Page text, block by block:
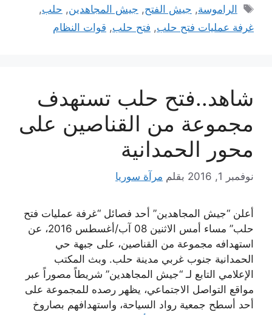
الوسوم
الراموسة, جيش الفتح, جيش المجاهدين, حلب,
غرفة عمليات فتح حلب, فتح حلب, قوات النظام
شاهد..فتح حلب تستهدف
مجموعة من القناصين على
محور الحمدانية
نوفمبر 1, 2016 بقلم مرآة سوريا
أعلن “جيش المجاهدين” أحد فصائل “غرفة عمليات فتح
حلب” مساء أمس الاثنين 08 آب/أغسطس 2016، عن
استهدافه مجموعة من القناصين، على جبهة حي
الحمدانية جنوب غربي مدينة حلب. وبث المكتب
الإعلامي التابع لـ “جيش المجاهدين” شريطاً مصوراً عبر
مواقع التواصل الاجتماعي، يظهر رصده للمجموعة على
أحد أسطح جمعية رواد السياحة، واستهدافهم بصاروخ